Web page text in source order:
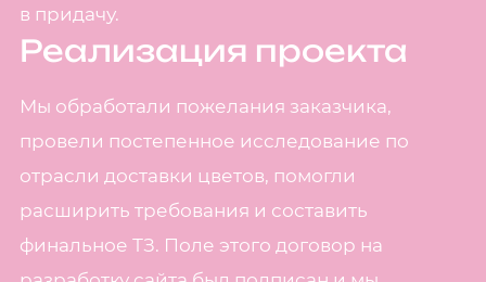
в придачу.
Реализация проекта
Мы обработали пожелания заказчика,
провели постепенное исследование по
отрасли доставки цветов, помогли
расширить требования и составить
финальное ТЗ. Поле этого договор на